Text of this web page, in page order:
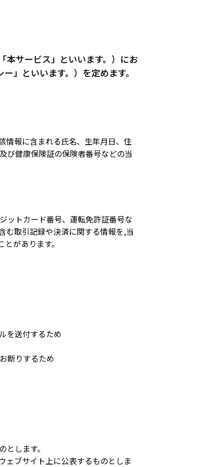
本サービス」といいます。）にお
」といいます。）を定めます。
情報に含まれる氏名、生年月日、住
び健康保険証の保険者番号などの当
ットカード番号、運転免許証番号な
む取引記録や決済に関する情報を,当
があります。
を送付するため
断りするため
します。
ェブサイト上に公表するものとしま